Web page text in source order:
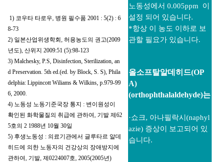
노동성에서 0.005ppm 이
설정 되어 있습니다.
*항상 이 농도 이하로 보
관할 필요가 있습니다.
올소프탈알데히드(OP
A)
(orthophthalaldehyde)는
·쇼크, 아나필락시(naphyl
azie) 증상이
보고되어 있
습니다.
1) 코우타 타로우, 병원 필수품 2001 : 5(2) : 6
8-73
2) 일본산업위생학회, 허용농도의 권고(2009
년도), 산위지 2009:51 (5):98-123
3) Malchesky, P.S, Disinfection, Sterilization, an
d Preservation. 5th ed.(ed. by Block, S. S), Phila
delphia: Lippincott Wiliams & Wilkins, p.979-99
6, 2000.
4) 노동성 노동기준국장 통지 : 변이원성이
확인된 화학물질의 취급에 관하여, 기발 제62
5호의 2 1988년 10월 30일
5) 후생노동성 : 의료기관에서 글루타르 알데
히드에 의한 노동자의 건강상의 장애방지에
관하여, 기발, 제0224007호, 2005(2005년)